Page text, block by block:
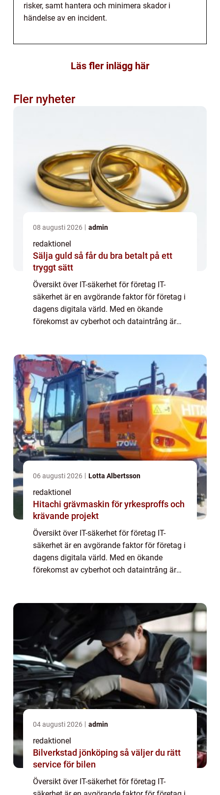
risker, samt hantera och minimera skador i
händelse av en incident.
Läs fler inlägg här
Fler nyheter
08 augusti 2026 admin
redaktionel
Sälja guld så får du bra betalt på ett
tryggt sätt
Översikt över IT-säkerhet för företag IT-
säkerhet är en avgörande faktor för företag i
dagens digitala värld. Med en ökande
förekomst av cyberhot och dataintrång är
06 augusti 2026 Lotta Albertsson
redaktionel
Hitachi grävmaskin för yrkesproffs och
krävande projekt
Översikt över IT-säkerhet för företag IT-
säkerhet är en avgörande faktor för företag i
dagens digitala värld. Med en ökande
förekomst av cyberhot och dataintrång är
04 augusti 2026 admin
redaktionel
Bilverkstad jönköping så väljer du rätt
service för bilen
Översikt över IT-säkerhet för företag IT-